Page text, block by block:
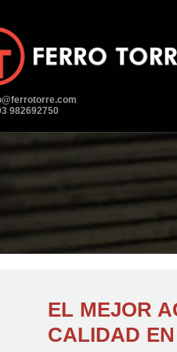
982692750‬
EL MEJOR
CALIDAD